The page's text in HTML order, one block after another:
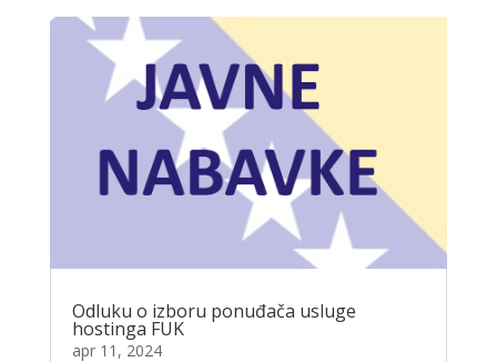
Odluku o izboru ponuđača usluge
hostinga FUK
apr 11, 2024